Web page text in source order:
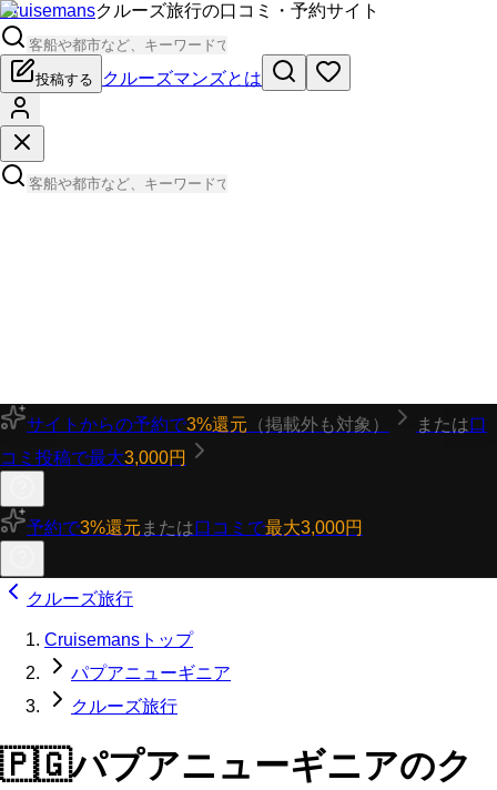
Cruisemansクルーズ旅行の口コミ・予約サイト
投稿する クルーズマンズとは
サイトからの予約で3%還元 （掲載外も対象） または口
コミ投稿で最大3,000円
予約で3%還元 または口コミで最大3,000円
クルーズ旅行
Cruisemansトップ
パプアニューギニア
クルーズ旅行
🇵🇬パプアニューギニアのク